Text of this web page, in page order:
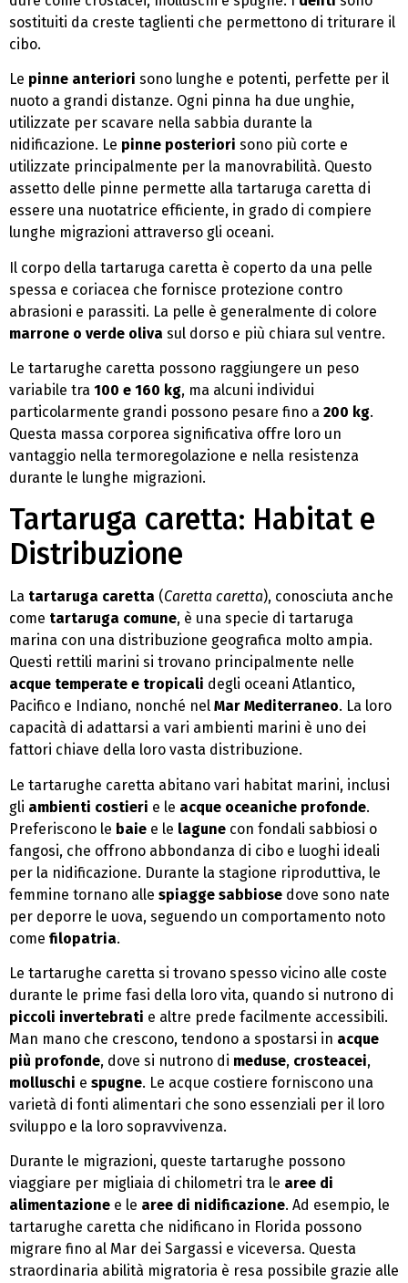
sostituiti da creste taglienti che permettono di triturare il
cibo.
Le pinne anteriori sono lunghe e potenti, perfette per il
nuoto a grandi distanze. Ogni pinna ha due unghie,
utilizzate per scavare nella sabbia durante la
nidificazione. Le pinne posteriori sono più corte e
utilizzate principalmente per la manovrabilità. Questo
assetto delle pinne permette alla tartaruga caretta di
essere una nuotatrice efficiente, in grado di compiere
lunghe migrazioni attraverso gli oceani.
Il corpo della tartaruga caretta è coperto da una pelle
spessa e coriacea che fornisce protezione contro
abrasioni e parassiti. La pelle è generalmente di colore
marrone o verde oliva sul dorso e più chiara sul ventre.
Le tartarughe caretta possono raggiungere un peso
variabile tra 100 e 160 kg, ma alcuni individui
particolarmente grandi possono pesare fino a 200 kg.
Questa massa corporea significativa offre loro un
vantaggio nella termoregolazione e nella resistenza
durante le lunghe migrazioni.
Tartaruga caretta: Habitat e
Distribuzione
La tartaruga caretta (Caretta caretta), conosciuta anche
come tartaruga comune, è una specie di tartaruga
marina con una distribuzione geografica molto ampia.
Questi rettili marini si trovano principalmente nelle
acque temperate e tropicali degli oceani Atlantico,
Pacifico e Indiano, nonché nel Mar Mediterraneo. La loro
capacità di adattarsi a vari ambienti marini è uno dei
fattori chiave della loro vasta distribuzione.
Le tartarughe caretta abitano vari habitat marini, inclusi
gli ambienti costieri e le acque oceaniche profonde.
Preferiscono le baie e le lagune con fondali sabbiosi o
fangosi, che offrono abbondanza di cibo e luoghi ideali
per la nidificazione. Durante la stagione riproduttiva, le
femmine tornano alle spiagge sabbiose dove sono nate
per deporre le uova, seguendo un comportamento noto
come filopatria.
Le tartarughe caretta si trovano spesso vicino alle coste
durante le prime fasi della loro vita, quando si nutrono di
piccoli invertebrati e altre prede facilmente accessibili.
Man mano che crescono, tendono a spostarsi in acque
più profonde, dove si nutrono di meduse, crosteacei,
molluschi e spugne. Le acque costiere forniscono una
varietà di fonti alimentari che sono essenziali per il loro
sviluppo e la loro sopravvivenza.
Durante le migrazioni, queste tartarughe possono
viaggiare per migliaia di chilometri tra le aree di
alimentazione e le aree di nidificazione. Ad esempio, le
tartarughe caretta che nidificano in Florida possono
migrare fino al Mar dei Sargassi e viceversa. Questa
straordinaria abilità migratoria è resa possibile grazie alle